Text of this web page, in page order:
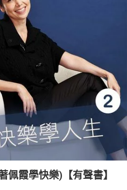
化妝保養
佩霞學快樂)【有聲書】